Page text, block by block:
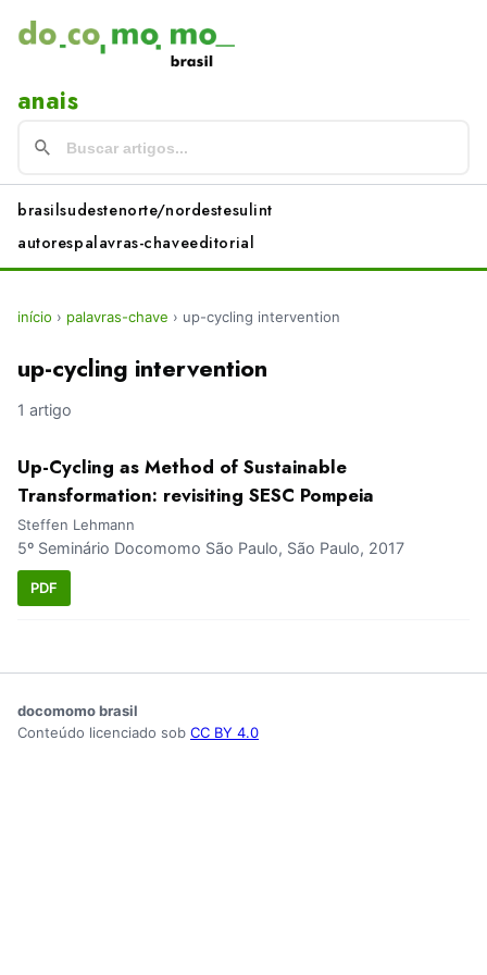
anais
brasilsudestenorte/nordestesulint
autorespalavras-chaveeditorial
início › palavras-chave › up-cycling intervention
up-cycling intervention
1 artigo
Up-Cycling as Method of Sustainable
Transformation: revisiting SESC Pompeia
Steffen Lehmann
5º Seminário Docomomo São Paulo, São Paulo, 2017
PDF
docomomo brasil
Conteúdo licenciado sob CC BY 4.0